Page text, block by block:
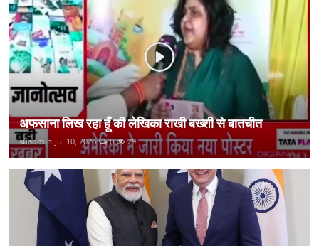
कानून
राजनीति
वीडियो
अफसाना लिख रहा हूँ की लेखिका राखी बख्शी से बातचीत
suadmin Jul 10, 2026 0 29